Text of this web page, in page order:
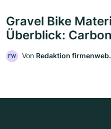
Gravel Bike
Überblick:
FW Von Redaktion